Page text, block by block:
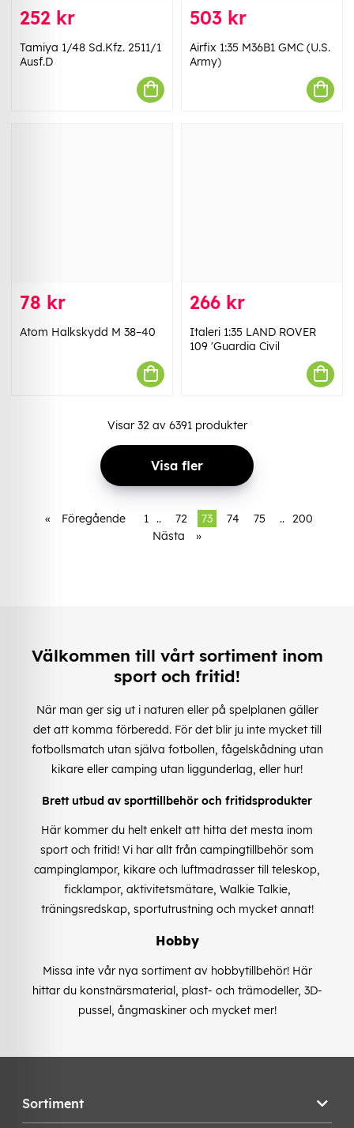
252 kr
Tamiya 1/48 Sd.Kfz. 2511/1
Ausf.D
503 kr
Airfix 1:35 M36B1 GMC (U.S.
Army)
78 kr
Atom Halkskydd M 38–40
266 kr
Italeri 1:35 LAND ROVER
109 'Guardia Civil
Visar 32av 6391produkter
Visa fler
« Föregående 1 .. 72 73 74 75 .. 200
Nästa
»
Välkommen till vårt sortiment inom
sport och fritid!
När man ger sig ut i naturen eller på spelplanen gäller
det att komma förberedd. För det blir ju inte mycket till
fotbollsmatch utan själva fotbollen, fågelskådning utan
kikare eller camping utan liggunderlag, eller hur!
Brett utbud av sporttillbehör och fritidsprodukter
Här kommer du helt enkelt att hitta det mesta inom
sport och fritid! Vi har allt från campingtillbehör som
campinglampor, kikare och luftmadrasser till teleskop,
ficklampor, aktivitetsmätare, Walkie Talkie,
träningsredskap, sportutrustning och mycket annat!
Hobby
Missa inte vår nya sortiment av hobbytillbehör! Här
hittar du konstnärsmaterial, plast- och trämodeller, 3D-
pussel, ångmaskiner och mycket mer!
Sortiment